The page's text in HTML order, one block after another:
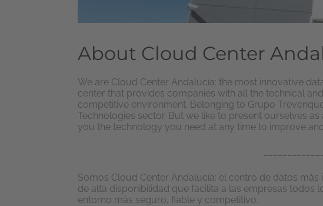
About Cloud Center
We are Cloud Center Andalucía: the most innovative
center that provides companies with all the technical
competitive environment. Belonging to Grupo
Technologies sector. But we like to present ourselves
you the technology you need at any time to improve
Somos Cloud Center Andalucía: el centro de datos
de alta disponibilidad que facilita a las empresas todos
entorno más seguro, fiable y competitivo.